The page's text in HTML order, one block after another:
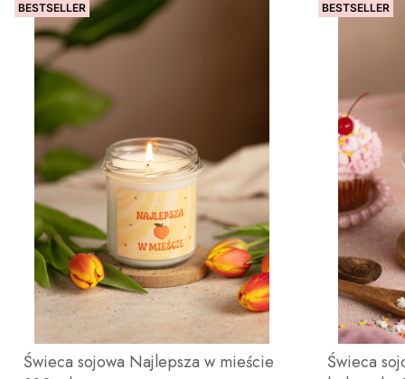
BESTSELLER
Świeca sojowa Najlepsza w mieście
BESTSELLER
Świeca